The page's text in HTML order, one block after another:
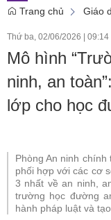
Trang chủ Giáo
Thứ ba, 02/06/2026 | 09:14
Mô hình
ninh, an
lớp cho học
Phòng An ninh
phối hợp với các cơ
3 nhất về an ninh,
trường học đường
hành pháp luật và